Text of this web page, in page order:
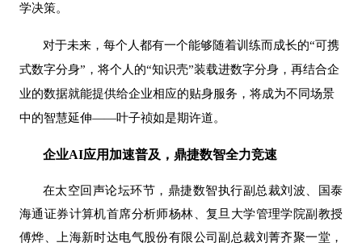
学决策。
对于未来，每个人都有一个能够随着训练而成长的“可携
式数字分身”，将个人的“知识壳”装载进数字分身，再结合企
业的数据就能提供给企业相应的贴身服务，将成为不同场景
中的智慧延伸——叶子祯如是期许道。
企业AI应用加速普及，鼎捷数智全力竞速
在太空回声论坛环节，鼎捷数智执行副总裁刘波、国泰
海通证券计算机首席分析师杨林、复旦大学管理学院副教授
傅烨、上海新时达电气股份有限公司副总裁刘菁齐聚一堂，